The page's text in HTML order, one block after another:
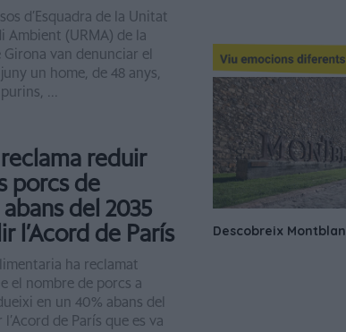
d’Esquadra de la Unitat
Ambient (URMA) de la
Girona van denunciar el
un home, de 48 anys,
...
reduir
porcs de
del 2035
l’Acord de París
ha reclamat
el nombre de porcs a
en un 40% abans del
de París que es va